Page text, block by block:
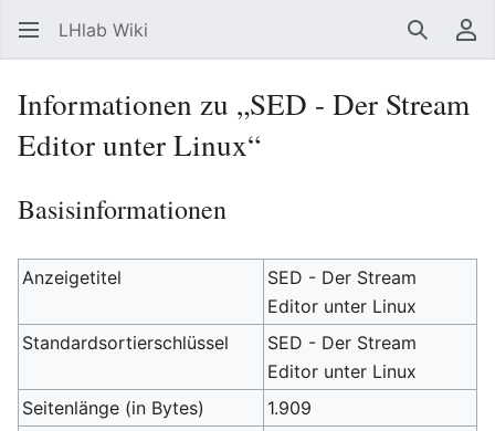
LHlab Wiki Suchen
Informationen zu „SED - Der Stream
Editor unter Linux“
Basisinformationen
Anzeigetitel
SED - Der Stream
Editor unter Linux
Standardsortierschlüssel
SED - Der Stream
Editor unter Linux
Seitenlänge (in Bytes)
1.909